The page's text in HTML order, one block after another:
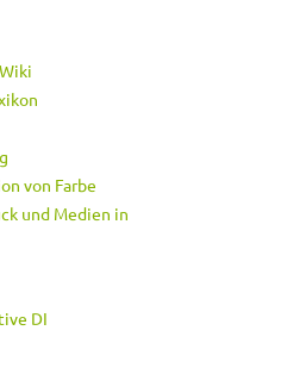
von Farbe
und Medien in
DI